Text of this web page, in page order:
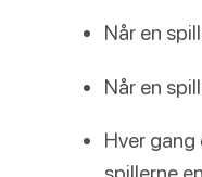
Når en
Når en
Hver gang
spillerne